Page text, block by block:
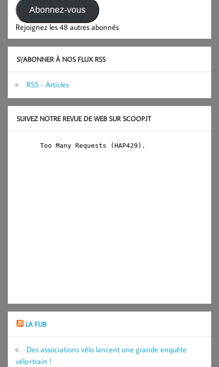
Abonnez-vous
Rejoignez les 48 autres abonnés
S\’ABONNER À NOS FLUX RSS
RSS - Articles
SUIVEZ NOTRE REVUE DE WEB SUR SCOOP.IT
LA FUB
Des associations vélo lancent une grande enquête
vélo+train !